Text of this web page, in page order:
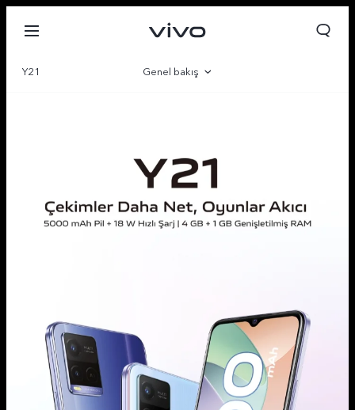
Türkiye | Ülke/bölge seçin
Y21 Genel bakış